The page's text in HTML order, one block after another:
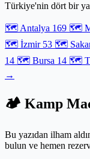
profesyonelleşmek
bırakmanın sırlarını
Türkiye'nin dört bir
🗺️ Antalya 169 🗺️
🗺️ İzmir 53 🗺️
14 🗺️ Bursa 14 🗺️
→
🏕️ Kamp
Bu yazıdan ilham
bulun ve hemen